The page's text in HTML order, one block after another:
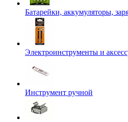
Батарейки, аккумуляторы,
Электроинструменты и
Инструмент ручной